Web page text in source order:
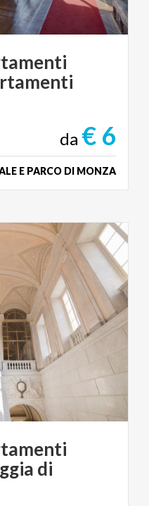
da € 6
E PARCO DI MONZA
di